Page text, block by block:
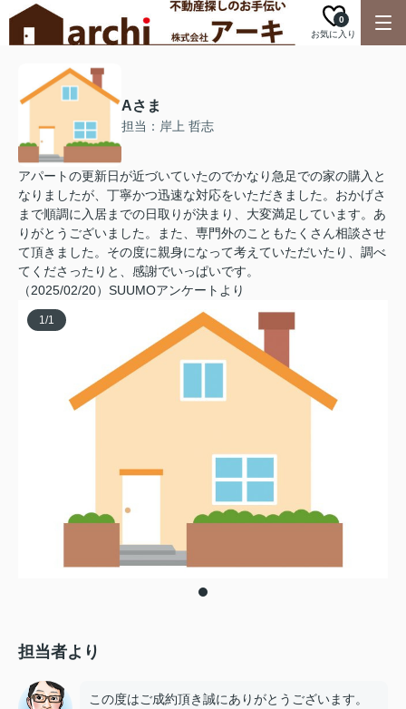
お気に入り
0
Aさま
担当：岸上 哲志
アパートの更新日が近づいていたのでかなり急足での家の購入と
なりましたが、丁寧かつ迅速な対応をいただきました。おかげさ
まで順調に入居までの日取りが決まり、大変満足しています。あ
りがとうございました。また、専門外のこともたくさん相談させ
て頂きました。その度に親身になって考えていただいたり、調べ
てくださったりと、感謝でいっぱいです。
（2025/02/20）SUUMOアンケートより
1/1
担当者より
この度はご成約頂き誠にありがとうございます。